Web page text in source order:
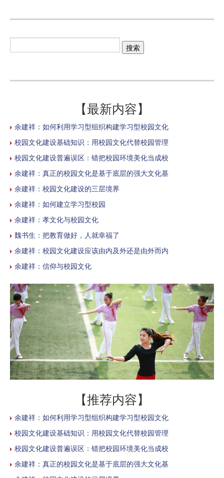
【最新内容】
余建祥：如何利用学习型组织构建学习型校园文化
校园文化建设基础知识：用校园文化代替校园管理
校园文化建设普遍误区：错把校园环境美化当成校
余建祥：真正的校园文化是基于底层的强大文化基
余建祥：校园文化建设的三层境界
余建祥：如何建立学习型校园
余建祥：孝文化与校园文化
魏书生：把教育做好，人就幸福了
余建祥：校园文化建设应该由内及外还是由外而内
余建祥：信仰与校园文化
【推荐内容】
余建祥：如何利用学习型组织构建学习型校园文化
校园文化建设基础知识：用校园文化代替校园管理
校园文化建设普遍误区：错把校园环境美化当成校
余建祥：真正的校园文化是基于底层的强大文化基